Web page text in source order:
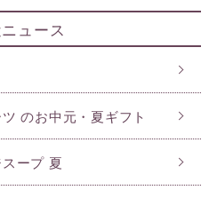
ュース
のお中元・夏ギフト
ープ 夏